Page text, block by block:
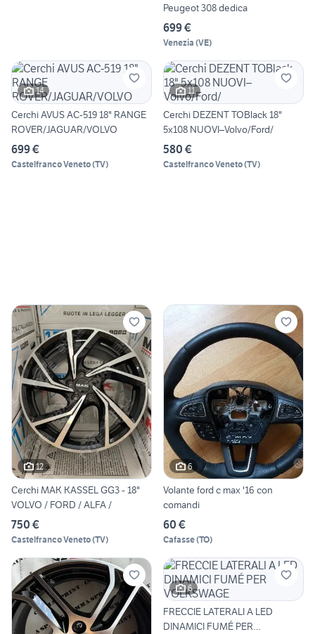
Peugeot 308 dedica
699 €
Venezia (VE)
14
Cerchi AVUS AC-519 18" RANGE
ROVER/JAGUAR/VOLVO
699 €
Castelfranco Veneto(TV)
11
Cerchi DEZENT TOBlack 18"
5x108 NUOVI–Volvo/Ford/
580 €
Castelfranco Veneto(TV)
12
Cerchi MAK KASSEL GG3 - 18"
VOLVO / FORD / ALFA /
750 €
Castelfranco Veneto(TV)
6
Volante ford c max '16 con
comandi
60 €
Cafasse(TO)
6
FRECCIE LATERALI A LED
DINAMICI FUMÉ PER